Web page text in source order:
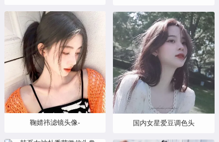
鞠婧祎滤镜头像- 国内女星爱豆调色头